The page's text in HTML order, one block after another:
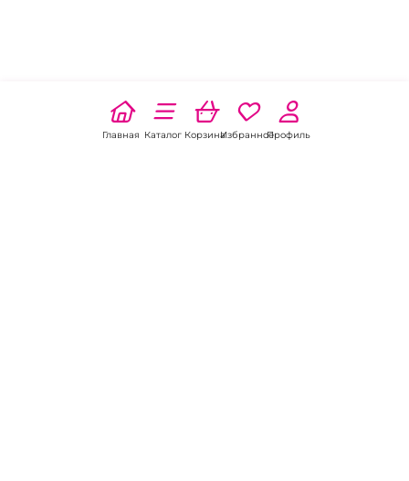
Главная Каталог КорзинаИзбранноеПрофиль